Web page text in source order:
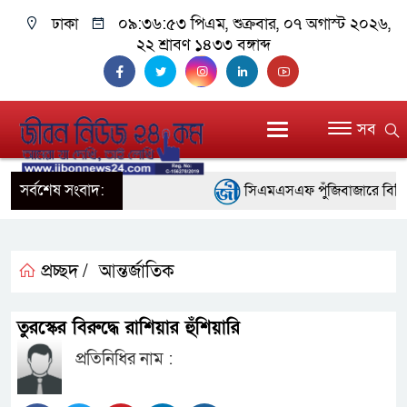
ঢাকা ০৯:৩৬:৫৪ পিএম, শুক্রবার, ০৭ অগাস্ট ২০২৬,
২২ শ্রাবণ ১৪৩৩ বঙ্গাব্দ
সব
সর্বশেষ সংবাদ:
সিএমএসএফ পুঁজিবাজারে
প্রচ্ছদ / আন্তর্জাতিক
তুরস্কের বিরুদ্ধে রাশিয়ার হুঁশিয়ারি
প্রতিনিধির নাম :